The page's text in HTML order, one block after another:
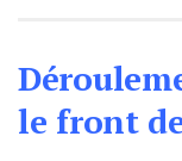
le front